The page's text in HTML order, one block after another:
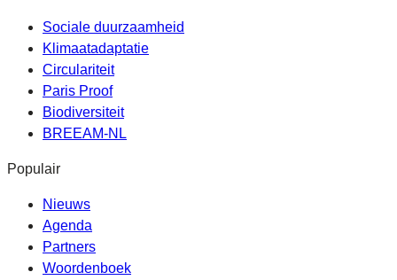
Sociale duurzaamheid
Klimaatadaptatie
Circulariteit
Paris Proof
Biodiversiteit
BREEAM-NL
Populair
Nieuws
Agenda
Partners
Woordenboek